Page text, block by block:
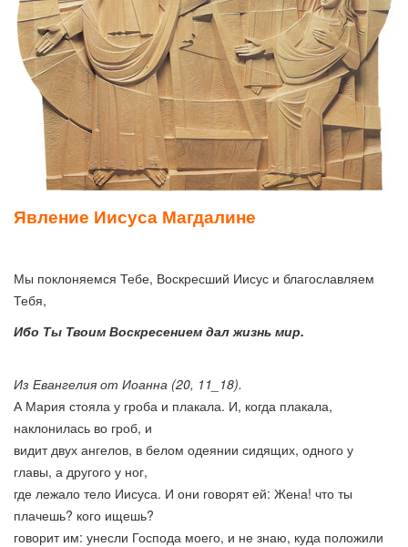
Явление Иисуса Магдалине
Мы поклоняемся Тебе, Воскресший Иисус и благославляем
Тебя,
Ибо Ты Твоим Воскресением дал жизнь мир.
Из Евангелия от Иоанна (20, 11_18).
А Мария стояла у гроба и плакала. И, когда плакала,
наклонилась во гроб, и
видит двух ангелов, в белом одеянии сидящих, одного у
главы, а другого у ног,
где лежало тело Иисуса. И они говорят ей: Жена! что ты
плачешь? кого ищешь?
говорит им: унесли Господа моего, и не знаю, куда положили